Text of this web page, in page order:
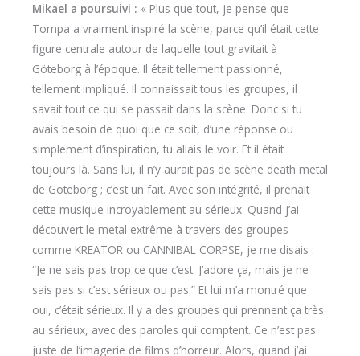
Mikael a poursuivi : « Plus que tout, je pense que
Tompa a vraiment inspiré la scène, parce qu’il était cette
figure centrale autour de laquelle tout gravitait à
Göteborg à l’époque. Il était tellement passionné,
tellement impliqué. Il connaissait tous les groupes, il
savait tout ce qui se passait dans la scène. Donc si tu
avais besoin de quoi que ce soit, d’une réponse ou
simplement d’inspiration, tu allais le voir. Et il était
toujours là. Sans lui, il n’y aurait pas de scène death metal
de Göteborg ; c’est un fait. Avec son intégrité, il prenait
cette musique incroyablement au sérieux. Quand j’ai
découvert le metal extrême à travers des groupes
comme KREATOR ou CANNIBAL CORPSE, je me disais :
“Je ne sais pas trop ce que c’est. J’adore ça, mais je ne
sais pas si c’est sérieux ou pas.” Et lui m’a montré que
oui, c’était sérieux. Il y a des groupes qui prennent ça très
au sérieux, avec des paroles qui comptent. Ce n’est pas
juste de l’imagerie de films d’horreur. Alors, quand j’ai